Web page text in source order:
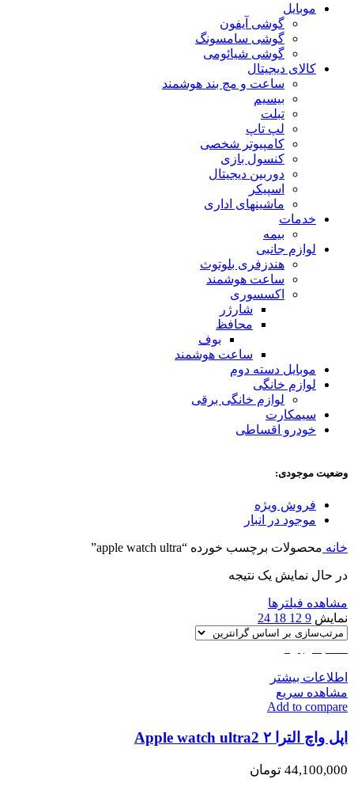
موبایل
گوشی آیفون
گوشی سامسونگ
گوشی شیائومی
کالای دیجیتال
ساعت و مچ بند هوشمند
بیسیم
تبلت
لپ تاپ
کامپیوتر شخصی
کنسول بازی
دوربین دیجیتال
اسپیکر
ماشینهای اداری
خدمات
بیمه
لوازم جانبی
هندزفری بلوتوث
ساعت هوشمند
اکسسوری
شارژر
محافظ
بوف
ساعت هوشمند
موبایل دسته دوم
لوازم خانگی
لوازم خانگی برقی
سیمکارت
خودرو اقساطی
وضعیت موجودی:
فروش ویژه
موجود در انبار
خانه محصولات برچسب خورده “apple watch ultra”
در حال نمایش یک نتیجه
مشاهده فیلترها
نمایش 9
12
18
24
اطلاعات بیشتر
مشاهده سریع
Add to compare
اپل واچ الترا ۲ Apple watch ultra2
44,100,000 تومان